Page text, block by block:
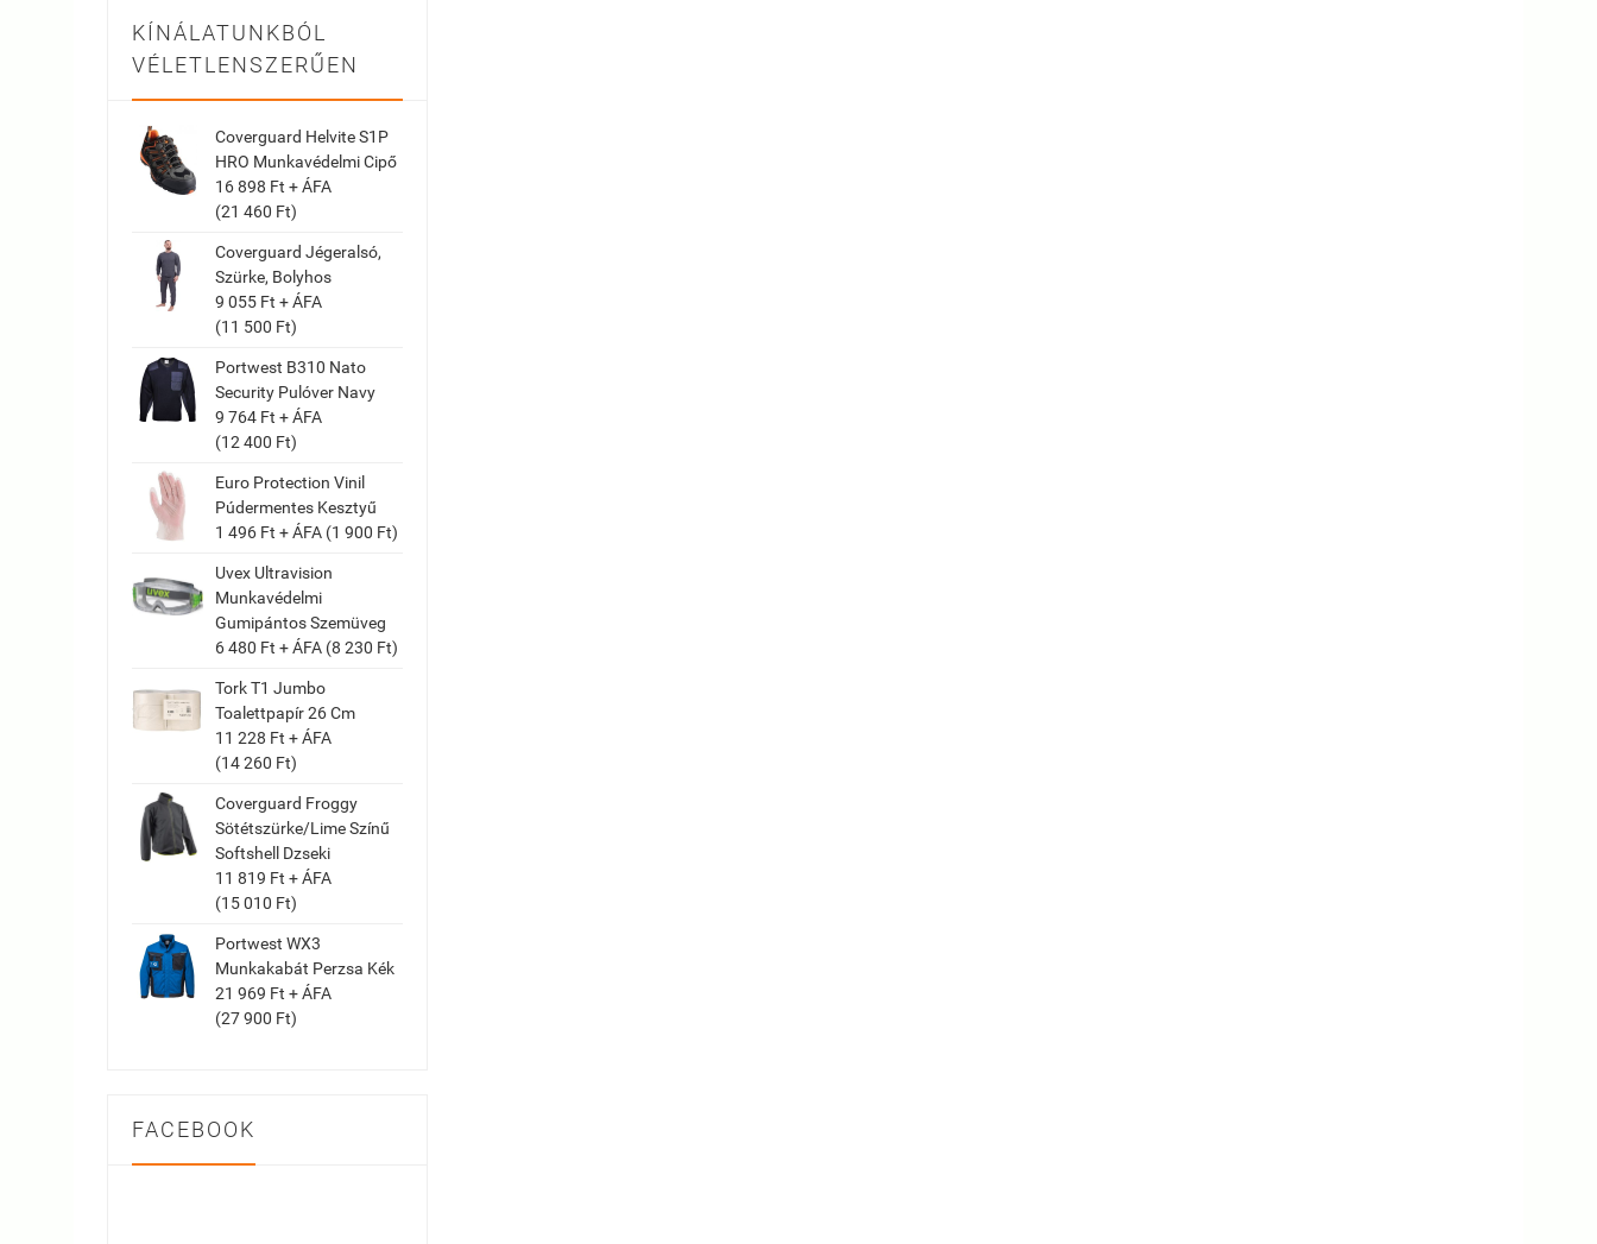
KÍNÁLATUNKBÓL
VÉLETLENSZERŰEN
Coverguard Helvite S1P
HRO Munkavédelmi Cipő
16 898 Ft + ÁFA
(21 460 Ft)
Coverguard Jégeralsó,
Szürke, Bolyhos
9 055 Ft + ÁFA
(11 500 Ft)
Portwest B310 Nato
Security Pulóver Navy
9 764 Ft + ÁFA
(12 400 Ft)
Euro Protection Vinil
Púdermentes Kesztyű
1 496 Ft + ÁFA (1 900 Ft)
Uvex Ultravision
Munkavédelmi
Gumipántos Szemüveg
6 480 Ft + ÁFA (8 230 Ft)
Tork T1 Jumbo
Toalettpapír 26 Cm
11 228 Ft + ÁFA
(14 260 Ft)
Coverguard Froggy
Sötétszürke/Lime Színű
Softshell Dzseki
11 819 Ft + ÁFA
(15 010 Ft)
Portwest WX3
Munkakabát Perzsa Kék
21 969 Ft + ÁFA
(27 900 Ft)
FACEBOOK